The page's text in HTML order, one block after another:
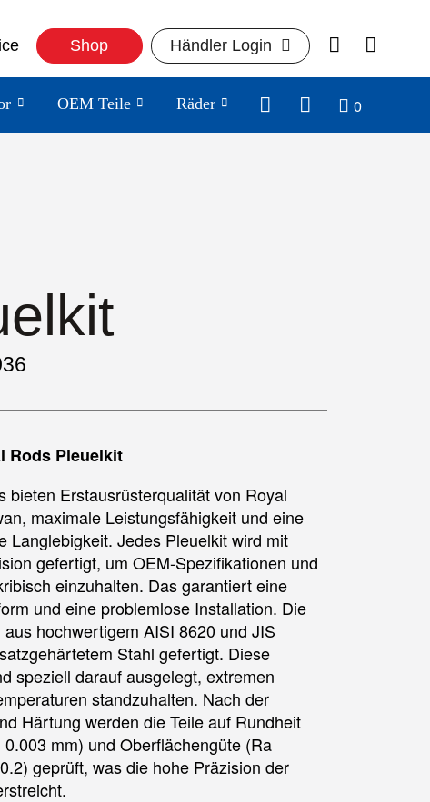
Shop Händler Login
OEM Teile Räder 0
Rods Pleuelkit
bieten Erstausrüsterqualität von Royal
maximale Leistungsfähigkeit und eine
Langlebigkeit. Jedes Pleuelkit wird mit
gefertigt, um OEM-Spezifikationen und
einzuhalten. Das garantiert eine
und eine problemlose Installation. Die
hochwertigem AISI 8620 und JIS
Stahl gefertigt. Diese
speziell darauf ausgelegt, extremen
standzuhalten. Nach der
Härtung werden die Teile auf Rundheit
mm) und Oberflächengüte (Ra
geprüft, was die hohe Präzision der